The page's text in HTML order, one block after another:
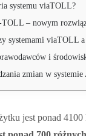
systemu viaTOLL?
– nowym
systemami viaTOLL
i
zmian w
jest ponad